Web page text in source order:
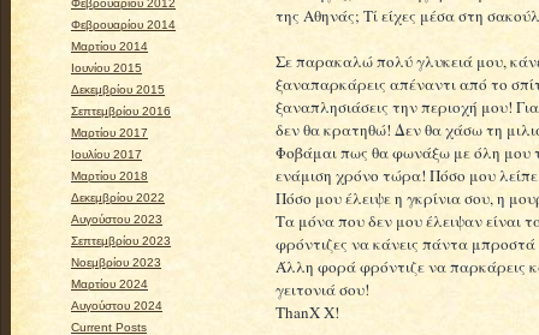
Φεβρουαρίου 2012
Φεβρουαρίου 2014
Μαρτίου 2014
Ιουνίου 2015
Δεκεμβρίου 2015
Σεπτεμβρίου 2016
Μαρτίου 2017
Ιουλίου 2017
Μαρτίου 2018
Δεκεμβρίου 2022
Αυγούστου 2023
Σεπτεμβρίου 2023
Νοεμβρίου 2023
Μαρτίου 2024
Αυγούστου 2024
Current Posts
της Αθηνάς; Τί είχες μέσα στη
Σε παρακαλώ πολύ γλυκειά μου,
ξαναπαρκάρεις απέναντι από το
ξαναπλησιάσεις την περιοχή μου!
δεν θα κρατηθώ! Δεν θα χάσω τη
Φοβάμαι πως θα φωνάξω με όλη μου
ενάμιση χρόνο τώρα! Πόσο μου
Πόσο μου έλειψε η γκρίνια σου, η
Τα μόνα που δεν μου έλειψαν είναι
φρόντιζες να κάνεις πάντα
Άλλη φορά φρόντιζε να παρκάρεις
γειτονιά σου!
ThanX X!